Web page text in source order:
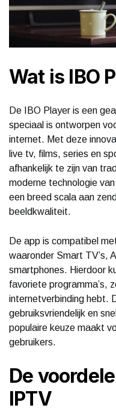
Wat is IBO
De IBO Player is een
speciaal is ontworpen
internet. Met deze
live tv, films, series en
afhankelijk te zijn van
moderne technologie
een breed scala aan
beeldkwaliteit.
De app is compatibel
waaronder Smart TV’s,
smartphones. Hierdoor
favoriete programma’s,
internetverbinding hebt.
gebruiksvriendelijk en
populaire keuze maakt
gebruikers.
De
IPTV